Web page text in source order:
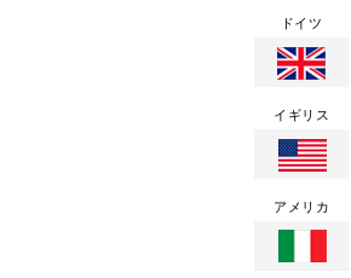
ドイツ
イギリス
アメリカ